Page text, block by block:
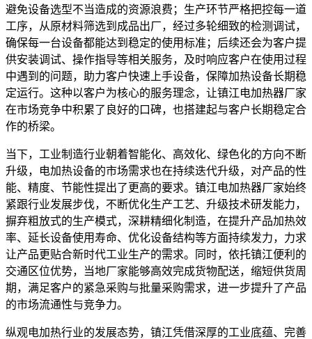
避免设备选型不当造成的资源浪费；生产环节严格把控每一道
工序，从原材料筛选到成品出厂，经过多轮细致的检测调试，
确保每一台设备都能达到稳定的使用标准；后续还会为客户提
供安装调试、操作指导等相关服务，及时响应客户在使用过程
中遇到的问题，助力客户快速上手设备，保障加热设备长期稳
定运行。这种以客户为核心的服务理念，让镇江电加热器厂家
在市场竞争中积累了良好的口碑，也搭建起与客户长期稳定合
作的桥梁。
当下，工业制造行业朝着智能化、高效化、绿色化的方向不断
升级，电加热设备的市场需求也在持续迭代升级，对产品的性
能、精度、节能性提出了更高的要求。镇江电加热器厂家始终
紧跟行业发展步伐，不断优化生产工艺、升级技术研发能力，
摒弃粗放式的生产模式，深耕精细化制造，在提升产品加热效
率、延长设备使用寿命、优化设备结构等方面持续发力，力求
让产品更贴合新时代工业生产的需求。同时，依托镇江便利的
交通区位优势，当地厂家能够高效完成货物配送，缩短供货周
期，满足客户的紧急采购与批量采购需求，进一步提升了产品
的市场流通性与竞争力。
纵观电加热行业的发展态势，镇江凭借深厚的工业底蕴、完善